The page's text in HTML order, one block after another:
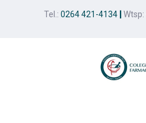
Tel.: 0264 421-4134 Wtsp: